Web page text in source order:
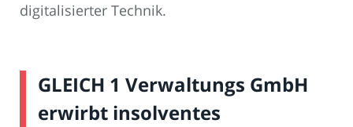
digitalisierter Technik.
GLEICH 1 Verwaltungs GmbH
erwirbt insolventes